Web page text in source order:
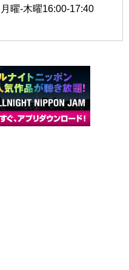
曜-木曜16:00-17:40